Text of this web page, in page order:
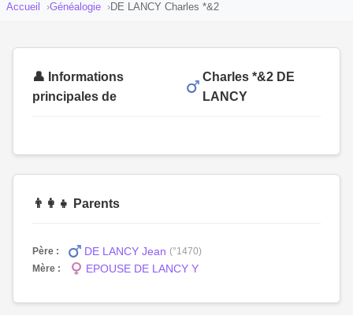
Accueil Généalogie DE LANCY Charles *&2
👤 Informations
principales de
Charles *&2 DE
LANCY
👨‍👩‍👧 Parents
Père : DE LANCY Jean (°1470)
Mère :
EPOUSE DE LANCY Y